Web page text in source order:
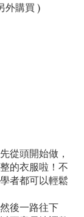
外購買 )
從頭開始做，
的衣服啦！不
者都可以輕鬆
後一路往下